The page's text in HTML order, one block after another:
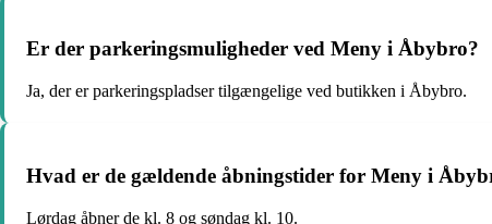
Er der parkeringsmuligheder ved Meny i Åbybro?
Ja, der er parkeringspladser tilgængelige ved butikken i Åbybro.
Hvad er de gældende åbningstider for Meny i
Lørdag åbner de kl. 8 og søndag kl. 10.